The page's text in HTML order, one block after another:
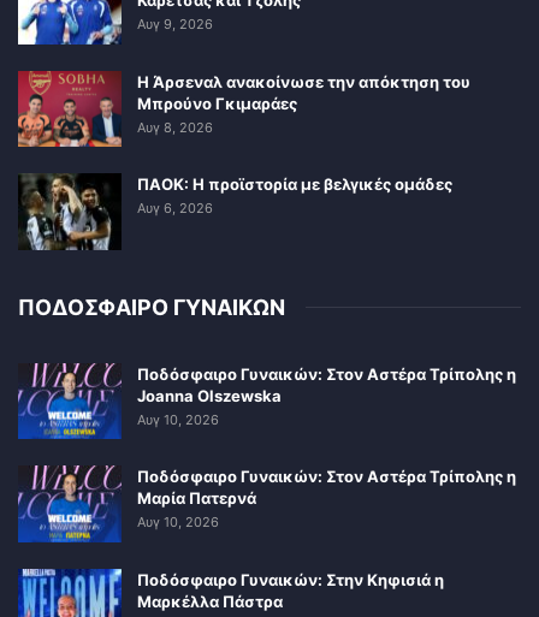
Αυγ 9, 2026
Η Άρσεναλ ανακοίνωσε την απόκτηση του
Μπρούνο Γκιμαράες
Αυγ 8, 2026
ΠΑΟΚ: Η προϊστορία με βελγικές ομάδες
Αυγ 6, 2026
ΠΟΔΟΣΦΑΙΡΟ ΓΥΝΑΙΚΩΝ
Ποδόσφαιρο Γυναικών: Στον Αστέρα Τρίπολης η
Joanna Olszewska
Αυγ 10, 2026
Ποδόσφαιρο Γυναικών: Στον Αστέρα Τρίπολης η
Μαρία Πατερνά
Αυγ 10, 2026
Ποδόσφαιρο Γυναικών: Στην Κηφισιά η
Μαρκέλλα Πάστρα